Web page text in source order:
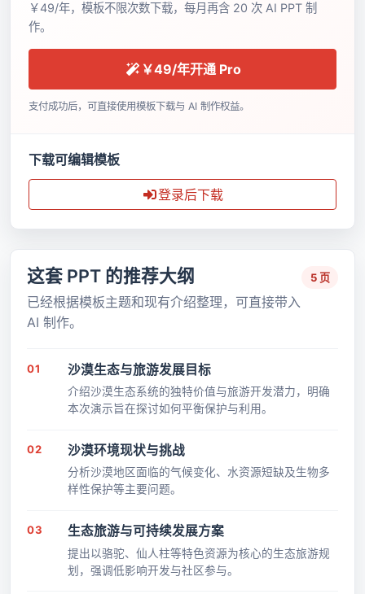
￥49/年，模板不限次数下载，每月再含 20 次 AI PPT 制
作。
￥49/年开通 Pro
支付成功后，可直接使用模板下载与 AI 制作权益。
下载可编辑模板
登录后下载
这套 PPT 的推荐大纲
已经根据模板主题和现有介绍整理，可直接带入
AI 制作。
5 页
01 沙漠生态与旅游发展目标
介绍沙漠生态系统的独特价值与旅游开发潜力，明确
本次演示旨在探讨如何平衡保护与利用。
02 沙漠环境现状与挑战
分析沙漠地区面临的气候变化、水资源短缺及生物多
样性保护等主要问题。
03 生态旅游与可持续发展方案
提出以骆驼、仙人柱等特色资源为核心的生态旅游规
划，强调低影响开发与社区参与。